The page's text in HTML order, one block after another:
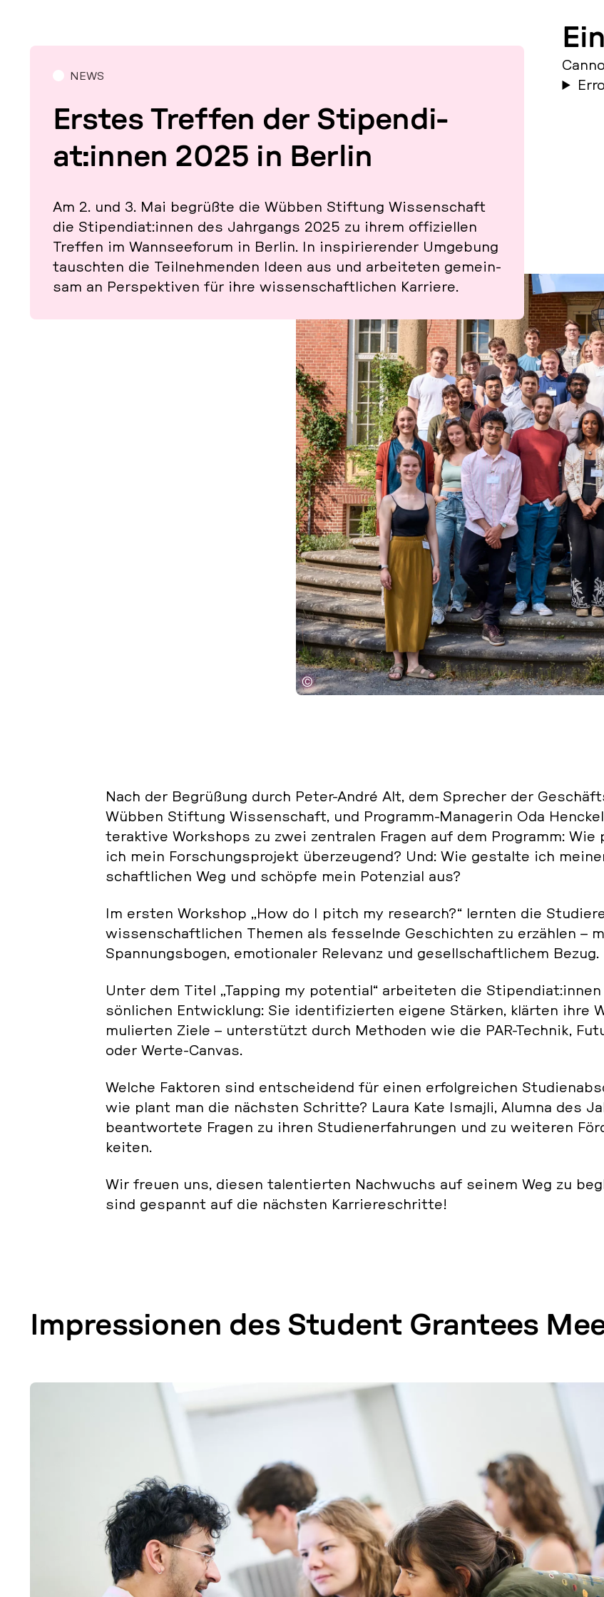
©
NEWS
Erstes Treffen der Sti­pen­di­
at:innen 2025 in Berlin
Am 2. und 3. Mai be­grüß­te die Wübben Stif­tung Wis­sen­schaft
die Sti­pen­di­at:innen des Jahr­gangs 2025 zu ihrem of­fi­zi­el­len
Treffen im Wann­see­fo­rum in Berlin. In in­spi­rie­ren­der Um­ge­bung
tausch­ten die Teil­neh­men­den Ideen aus und ar­bei­te­ten ge­mein­
sam an Per­spek­ti­ven für ihre wis­sen­schaft­li­chen Kar­rie­re.
Nach der Be­grü­ßung durch Peter-André Alt, dem Spre­cher der
Wübben Stif­tung Wis­sen­schaft, und Pro­gramm-Ma­na­ge­rin Oda
ter­ak­ti­ve Work­shops zu zwei zen­tra­len Fragen auf dem Pro­gramm: Wie
ich mein For­schungs­pro­jekt über­zeu­gend? Und: Wie ge­stal­te ich
schaft­li­chen Weg und schöpfe mein Po­ten­zi­al aus?
Im ersten Work­shop „How do I pitch my re­se­arch?“ lernten die
wis­sen­schaft­li­chen Themen als fes­seln­de Ge­schich­ten zu er­zäh­len –
Span­nungs­bo­gen, emo­tio­na­ler Re­le­vanz und ge­sell­schaft­li­chem Bezug.
Unter dem Titel „Tapping my po­ten­ti­al“ ar­bei­te­ten die
sön­li­chen Ent­wick­lung: Sie iden­ti­fi­zier­ten eigene Stärken, klärten ihre
mu­lier­ten Ziele – un­ter­stützt durch Me­tho­den wie die PAR-Technik,
oder Werte-Canvas.
Welche Fak­to­ren sind ent­schei­dend für einen er­folg­rei­chen
wie plant man die nächs­ten Schrit­te? Laura Kate Ismajli, Alumna des
be­ant­wor­te­te Fragen zu ihren Stu­di­en­er­fah­run­gen und zu wei­te­ren
kei­ten.
Wir freuen uns, diesen ta­len­tier­ten Nach­wuchs auf seinem Weg zu
sind ge­spannt auf die nächs­ten Kar­rie­re­schrit­te!
Im­pres­sio­nen des Student Gran­tees